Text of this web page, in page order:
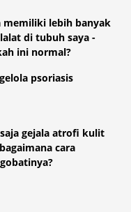
memiliki lebih banyak
di tubuh saya -
ini normal?
psoriasis
gejala atrofi kulit
cara